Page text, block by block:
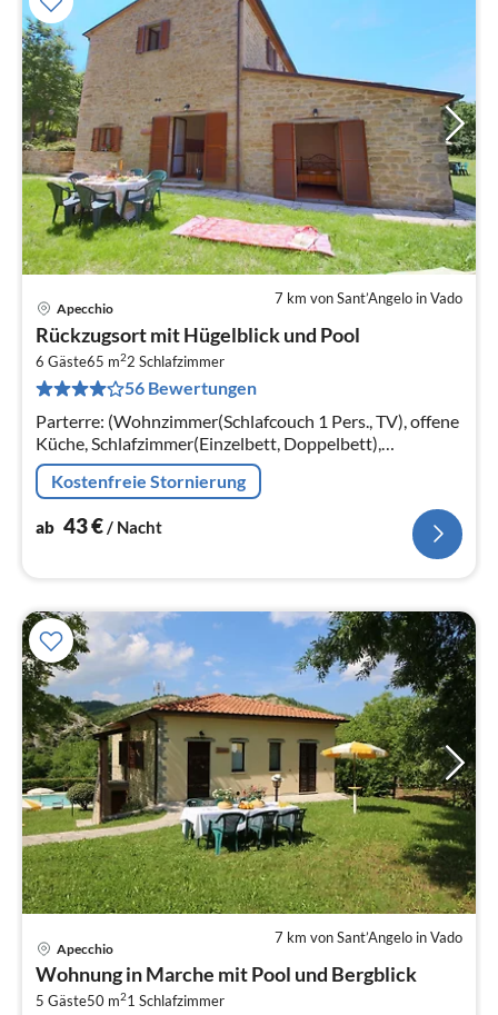
7 km von Sant’Angelo in Vado
Apecchio
Rückzugsort mit Hügelblick und Pool
6 Gäste65 m22 Schlafzimmer
56 Bewertungen
Parterre: (Wohnzimmer(Schlafcouch 1 Pers., TV), offene
Küche, Schlafzimmer(Einzelbett, Doppelbett),
Schlafzimmer(Doppelbett), Badezimmer(Dusche,
Waschbecken, Toilette, Bidet))
Kostenfreie Stornierung
ab 43€/ Nacht
7 km von Sant’Angelo in Vado
Apecchio
Wohnung in Marche mit Pool und Bergblick
5 Gäste50 m21 Schlafzimmer